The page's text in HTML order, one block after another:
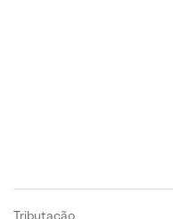
Tributação